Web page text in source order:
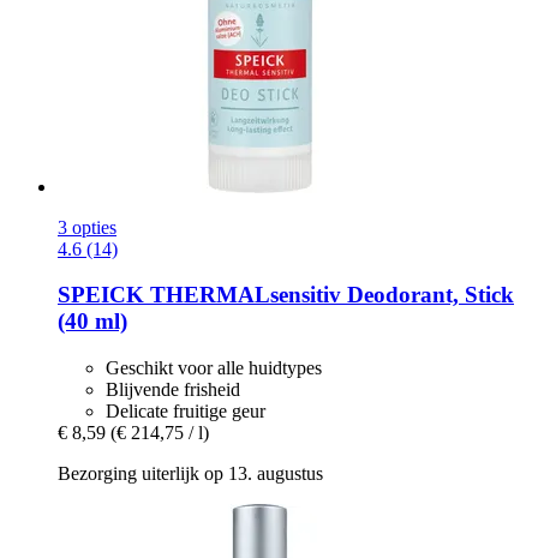
3 opties
4.6 (14)
SPEICK THERMALsensitiv Deodorant, Stick
(40 ml)
Geschikt voor alle huidtypes
Blijvende frisheid
Delicate fruitige geur
€ 8,59 (€ 214,75 / l)
Bezorging uiterlijk op 13. augustus